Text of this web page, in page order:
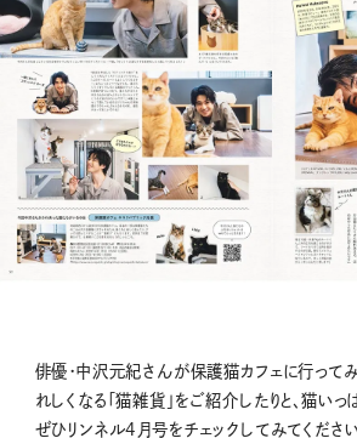
俳優・中沢元紀さんが保護猫カフェに行ってみ
れしくなる「猫雑貨」をご紹介したりと、猫い
ぜひリンネル4月号をチェックしてみてください